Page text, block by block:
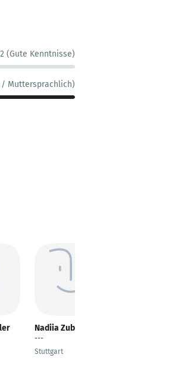
(Gute Kenntnisse)
/ Muttersprachlich)
Nadiia Zubrieva
---
Stuttgart